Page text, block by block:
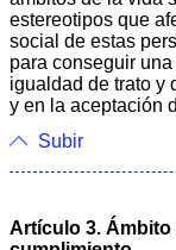
estereotipos que
social de estas
para conseguir
igualdad de trato y
y en la aceptación
Subir
Artículo 3.